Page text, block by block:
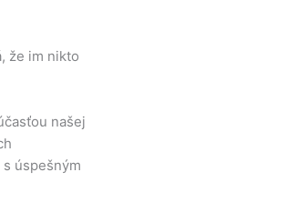
že im nikto
našej
úspešným